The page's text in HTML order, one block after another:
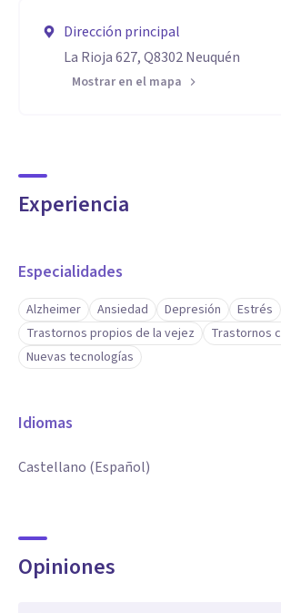
Dirección principal
La Rioja 627, Q8302 Neuquén
Mostrar en el mapa
Experiencia
Especialidades
Alzheimer Ansiedad Depresión
Estrés
Trastornos propios de la vejez
Trastornos
Nuevas tecnologías
Idiomas
Castellano (Español)
Opiniones